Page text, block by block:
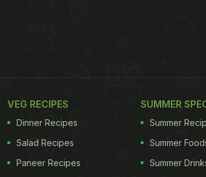
VEG RECIPES
Dinner Recipes
Salad Recipes
Paneer Recipes
SUMMER
Summer
Summer
Summer